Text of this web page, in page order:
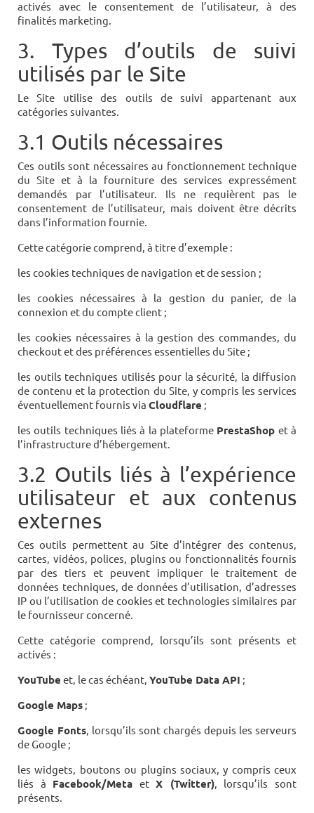
activés avec le consentement de l’utilisateur, à des
finalités marketing.
3. Types d’outils de suivi
utilisés par le Site
Le Site utilise des outils de suivi appartenant aux
catégories suivantes.
3.1 Outils nécessaires
Ces outils sont nécessaires au fonctionnement technique
du Site et à la fourniture des services expressément
demandés par l’utilisateur. Ils ne requièrent pas le
consentement de l’utilisateur, mais doivent être décrits
dans l’information fournie.
Cette catégorie comprend, à titre d’exemple :
les cookies techniques de navigation et de session ;
les cookies nécessaires à la gestion du panier, de la
connexion et du compte client ;
les cookies nécessaires à la gestion des commandes, du
checkout et des préférences essentielles du Site ;
les outils techniques utilisés pour la sécurité, la diffusion
de contenu et la protection du Site, y compris les services
éventuellement fournis via Cloudflare ;
les outils techniques liés à la plateforme PrestaShop et à
l’infrastructure d’hébergement.
3.2 Outils liés à l’expérience
utilisateur et aux contenus
externes
Ces outils permettent au Site d’intégrer des contenus,
cartes, vidéos, polices, plugins ou fonctionnalités fournis
par des tiers et peuvent impliquer le traitement de
données techniques, de données d’utilisation, d’adresses
IP ou l’utilisation de cookies et technologies similaires par
le fournisseur concerné.
Cette catégorie comprend, lorsqu’ils sont présents et
activés :
YouTube et, le cas échéant, YouTube Data API ;
Google Maps ;
Google Fonts, lorsqu’ils sont chargés depuis les serveurs
de Google ;
les widgets, boutons ou plugins sociaux, y compris ceux
liés à Facebook/Meta etX (Twitter), lorsqu’ils sont
présents.